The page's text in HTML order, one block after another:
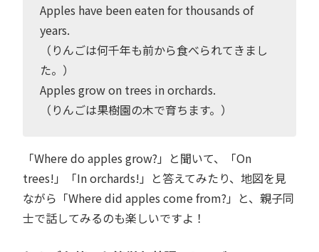
Apples have been eaten for thousands of
years.
（りんごは何千年も前から食べられてきまし
た。）
Apples grow on trees in orchards.
（りんごは果樹園の木で育ちます。）
「Where do apples grow?」と聞いて、「On
trees!」「In orchards!」と答えてみたり、地図を見
ながら「Where did apples come from?」と、親子同
士で話してみるのも楽しいですよ！